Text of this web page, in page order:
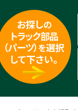
お探しの
トラック部品
（パーツ）を選択
して下さい。